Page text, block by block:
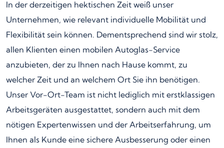
In der derzeitigen hektischen Zeit weiß unser
Unternehmen, wie relevant individuelle Mobilität und
Flexibilität sein können. Dementsprechend sind wir stolz,
allen Klienten einen mobilen Autoglas-Service
anzubieten, der zu Ihnen nach Hause kommt, zu
welcher Zeit und an welchem Ort Sie ihn benötigen.
Unser Vor-Ort-Team ist nicht lediglich mit erstklassigen
Arbeitsgeräten ausgestattet, sondern auch mit dem
nötigen Expertenwissen und der Arbeitserfahrung, um
Ihnen als Kunde eine sichere Ausbesserung oder einen